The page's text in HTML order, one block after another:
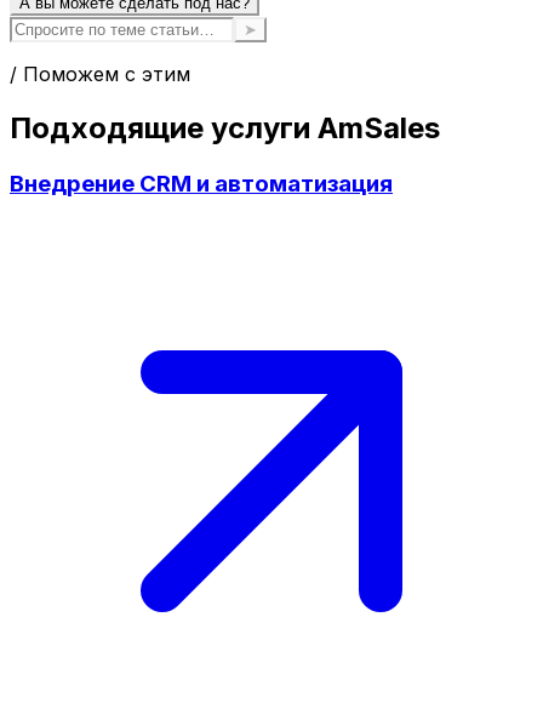
➤
/ Поможем с этим
Подходящие услуги AmSales
Внедрение CRM и автоматизация